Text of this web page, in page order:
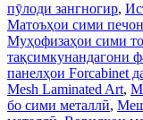
пӯлоди зангногир,
Матоъҳои сими
Муҳофизаҳои сими
тақсимкунандагони
панелҳои Forcabinet
Mesh Laminated Art,
бо сими металлӣ,